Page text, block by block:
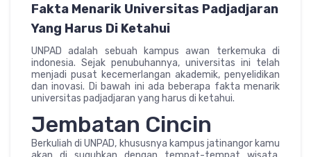
Fakta Menarik Universitas Padjadjaran
Yang Harus Di Ketahui
UNPAD adalah sebuah kampus awan terkemuka di
indonesia. Sejak penubuhannya, universitas ini telah
menjadi pusat kecemerlangan akademik, penyelidikan
dan inovasi. Di bawah ini ada beberapa fakta menarik
universitas padjadjaran yang harus di ketahui.
Jembatan Cincin
Berkuliah di UNPAD, khususnya kampus jatinangor kamu